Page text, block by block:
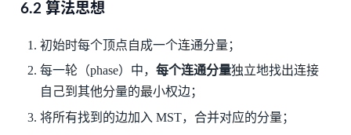
6.2 算法思想
初始时每个顶点自成一个连通分量；
每一轮（phase）中，每个连通分量独立地找出连接
自己到其他分量的最小权边；
将所有找到的边加入 MST，合并对应的分量；